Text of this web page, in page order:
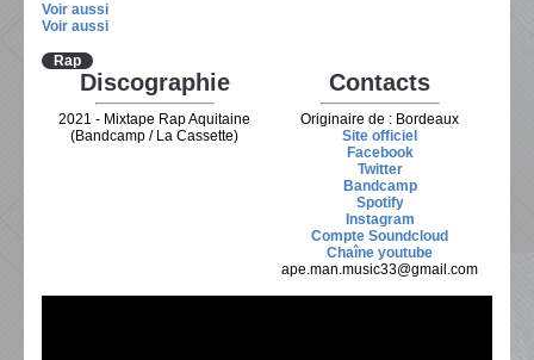
Voir aussi
Voir aussi
Rap
Discographie
2021 - Mixtape Rap Aquitaine
(Bandcamp / La Cassette)
Contacts
Originaire de : Bordeaux
Site officiel
Facebook
Twitter
Bandcamp
Spotify
Instagram
Compte Soundcloud
Chaîne youtube
ape.man.music33@gmail.com